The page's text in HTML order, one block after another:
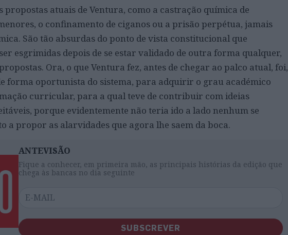
propostas atuais de Ventura, como a castração química de
o confinamento de ciganos ou a prisão perpétua, jamais
São tão absurdas do ponto de vista constitucional que
esgrimidas depois de se estar validado de outra forma qualquer,
Ora, o que Ventura fez, antes de chegar ao palco atual, foi,
forma oportunista do sistema, para adquirir o grau académico
curricular, para a qual teve de contribuir com ideias
porque evidentemente não teria ido a lado nenhum se
a propor as alarvidades que agora lhe saem da boca.
ANTEVISÃO
Fique a conhecer, em primeira mão, as principais histórias da edição que
chega às bancas no dia seguinte
SUBSCREVER